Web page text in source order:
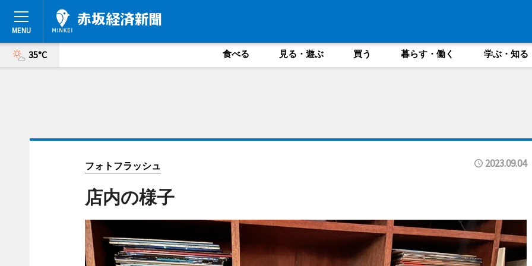
35°C 食べる 見る・遊ぶ 買う 暮らす・働く 学ぶ・知る
フォトフラッシュ 2023.09.04
店内の様子